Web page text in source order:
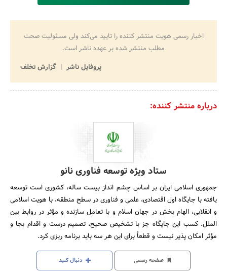
اخبار رسمی هویت منتشر کننده را تایید می‌کند ولی مسئولیت صحت
مطلب منتشر شده بر عهده ناشر است.
پروفایل ناشر
گزارش تخلف
درباره منتشر کننده:
ستاد ویژه توسعه فناوری نانو
جمهوری اسلامی ایران بر اساس چشم انداز بیست ساله، کشوری است توسعه
یافته با جایگاه اول اقتصادی، علمی و فناوری در سطح منطقه، با هویت اسلامی
و انقلابی، الهام بخش در جهان اسلام و با تعامل سازنده و مؤثر در روابط بین
الملل. کسب این جایگاه جز با تشخیص صحیح، تصمیم درست و اقدام بجا و
مؤثر امکان پذیر نیست و قطعاً برای این هر سه باید برنامه ریزی کرد.
صفحه رسمی دنبال کنید